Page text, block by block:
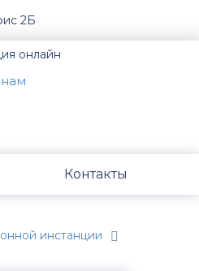
2Б
онлайн
Контакты
инстанции